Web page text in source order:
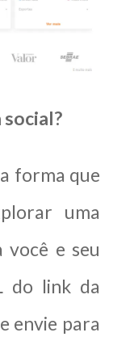
social?
forma que
uma
você e seu
do link da
envie para